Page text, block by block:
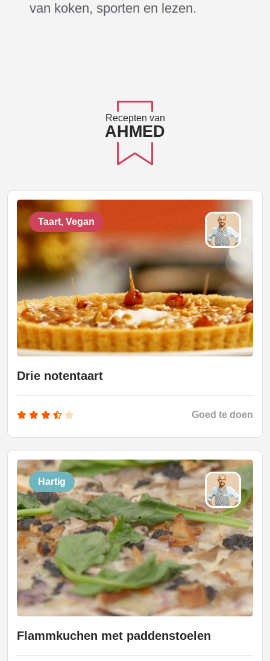
van koken, sporten en lezen.
Recepten van
AHMED
Taart, Vegan
Drie notentaart
Goed te doen
Hartig
Flammkuchen met paddenstoelen